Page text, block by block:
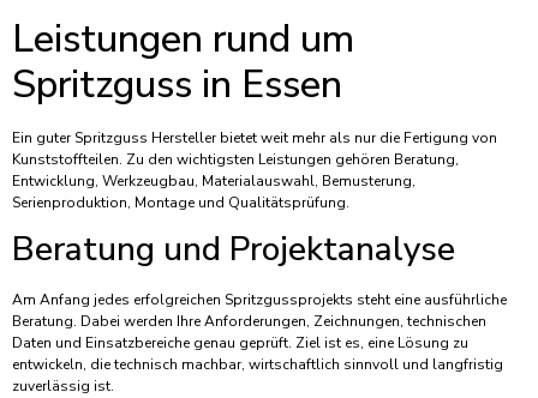
Leistungen rund um
Spritzguss in Essen
Ein guter Spritzguss Hersteller bietet weit mehr als nur die Fertigung von
Kunststoffteilen. Zu den wichtigsten Leistungen gehören Beratung,
Entwicklung, Werkzeugbau, Materialauswahl, Bemusterung,
Serienproduktion, Montage und Qualitätsprüfung.
Beratung und Projektanalyse
Am Anfang jedes erfolgreichen Spritzgussprojekts steht eine ausführliche
Beratung. Dabei werden Ihre Anforderungen, Zeichnungen, technischen
Daten und Einsatzbereiche genau geprüft. Ziel ist es, eine Lösung zu
entwickeln, die technisch machbar, wirtschaftlich sinnvoll und langfristig
zuverlässig ist.